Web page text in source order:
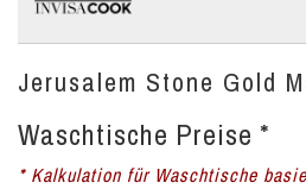
Jerusalem Stone Gold
Waschtische Preise *
* Kalkulation für Waschtische